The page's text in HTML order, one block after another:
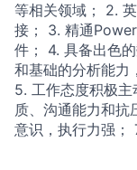
等相关领域； 2.
接； 3. 精通
件； 4. 具备出色
和基础的分析能力
5. 工作态度积极
质、沟通能力和抗
意识，执行力强；